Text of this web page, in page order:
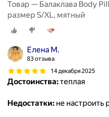
Товар — Балаклава Body
размер S/XL, мятный
Елена М.
83 отзыва
14 декабря 2025
Достоинства:теплая
Недостатки: не настроить